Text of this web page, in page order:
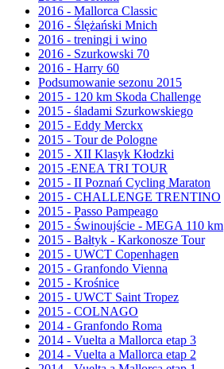
2016 - Mallorca Classic
2016 - Ślężański Mnich
2016 - treningi i wino
2016 - Szurkowski 70
2016 - Harry 60
Podsumowanie sezonu 2015
2015 - 120 km Skoda Challenge
2015 - śladami Szurkowskiego
2015 - Eddy Merckx
2015 - Tour de Pologne
2015 - XII Klasyk Kłodzki
2015 -ENEA TRI TOUR
2015 - II Poznań Cycling Maraton
2015 - CHALLENGE TRENTINO
2015 - Passo Pampeago
2015 - Świnoujście - MEGA 110 km
2015 - Bałtyk - Karkonosze Tour
2015 - UWCT Copenhagen
2015 - Granfondo Vienna
2015 - Krośnice
2015 - UWCT Saint Tropez
2015 - COLNAGO
2014 - Granfondo Roma
2014 - Vuelta a Mallorca etap 3
2014 - Vuelta a Mallorca etap 2